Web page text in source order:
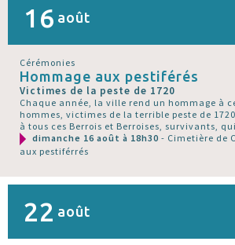
16 août
Cérémonies
Hommage aux pestiférés
Victimes de la peste de 1720
Chaque année, la ville rend un hommage à
hommes, victimes de la terrible peste de
à tous ces Berrois et Berroises, survivants,
dimanche 16 août à 18h30 - Cimetière de
aux pestiférrés
22 août